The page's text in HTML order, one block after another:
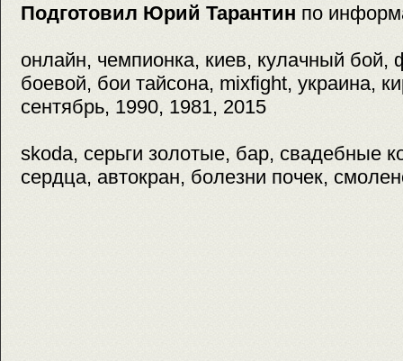
Подготовил Юрий Тарантин по
онлайн, чемпионка, киев, кулачный бой,
боевой, бои тайсона, mixfight, украина,
сентябрь, 1990, 1981, 2015
skoda, серьги золотые, бар, свадебные
сердца, автокран, болезни почек,